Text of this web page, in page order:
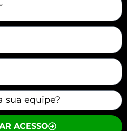
10 Minutos
WhatsApp ao site é
A seguir, apresento
para
em seu
a API do
ACESSO